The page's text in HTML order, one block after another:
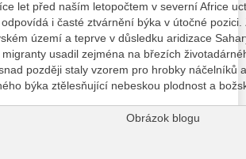
let před naším letopočtem v severní Africe
i časté ztvárnění býka v útočné
území a teprve v důsledku aridizace
usadil zejména na březích
později staly vzorem pro hrobky náčelníků
býka ztělesňující nebeskou plodnost a